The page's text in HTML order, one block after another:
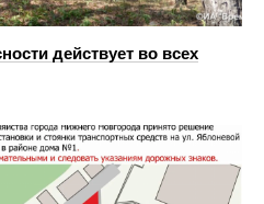
действует во всех